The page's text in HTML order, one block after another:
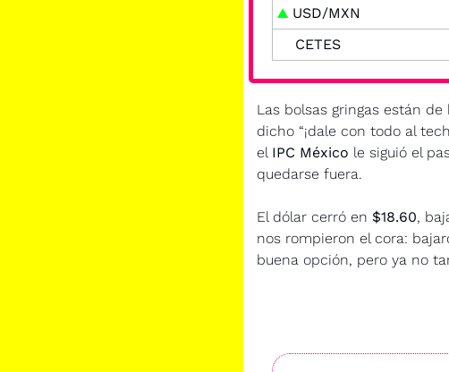
▲ USD/MXN
CETES
Las bolsas gringas están de
dicho “¡dale con todo al
el IPC México le siguió el
quedarse fuera.
El dólar cerró en $18.60,
nos rompieron el cora:
buena opción, pero ya no